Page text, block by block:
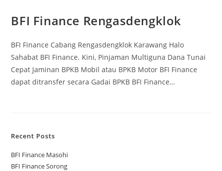
BFI Finance Rengasdengklok
BFI Finance Cabang Rengasdengklok Karawang Halo
Sahabat BFI Finance. Kini, Pinjaman Multiguna Dana Tunai
Cepat Jaminan BPKB Mobil atau BPKB Motor BFI Finance
dapat ditransfer secara Gadai BPKB BFI Finance…
Recent Posts
BFI Finance Masohi
BFI Finance Sorong